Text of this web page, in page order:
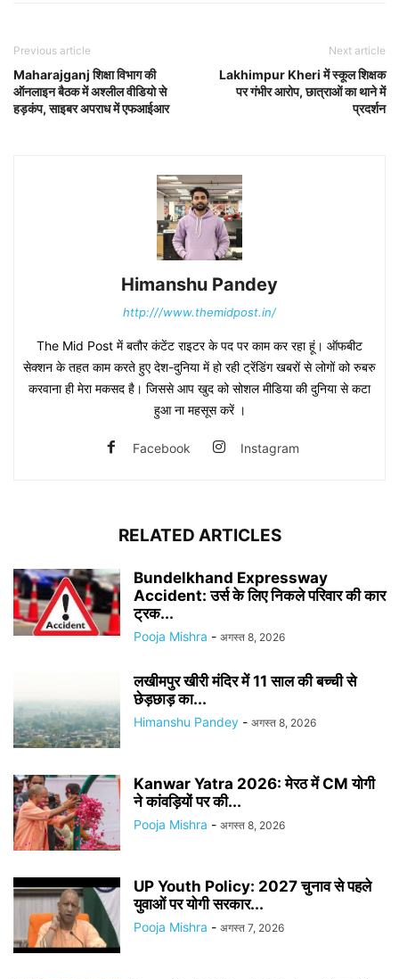
Previous article
Maharajganj शिक्षा विभाग की
ऑनलाइन बैठक में अश्लील वीडियो से
हड़कंप, साइबर अपराध में एफआईआर
Next article
Lakhimpur Kheri में स्कूल शिक्षक
पर गंभीर आरोप, छात्राओं का थाने में
प्रदर्शन
Himanshu Pandey
http:///www.themidpost.in/
The Mid Post में बतौर कंटेंट राइटर के पद पर काम कर रहा हूं। ऑफबीट
सेक्शन के तहत काम करते हुए देश-दुनिया में हो रही ट्रेंडिंग खबरों से लोगों को रुबरु
करवाना ही मेरा मकसद है। जिससे आप खुद को सोशल मीडिया की दुनिया से कटा
हुआ ना महसूस करें ।
Facebook Instagram
RELATED ARTICLES
Bundelkhand Expressway
Accident: उर्स के लिए निकले परिवार की कार
ट्रक...
Pooja Mishra - अगस्त 8, 2026
लखीमपुर खीरी मंदिर में 11 साल की बच्ची से
छेड़छाड़ का...
Himanshu Pandey - अगस्त 8, 2026
Kanwar Yatra 2026: मेरठ में CM योगी
ने कांवड़ियों पर की...
Pooja Mishra - अगस्त 8, 2026
UP Youth Policy: 2027 चुनाव से पहले
युवाओं पर योगी सरकार...
Pooja Mishra - अगस्त 7, 2026